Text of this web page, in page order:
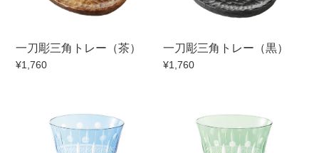
カラー
一刀彫三角トレー（茶）
¥1,760
一刀彫三角トレー（黒）
¥1,760